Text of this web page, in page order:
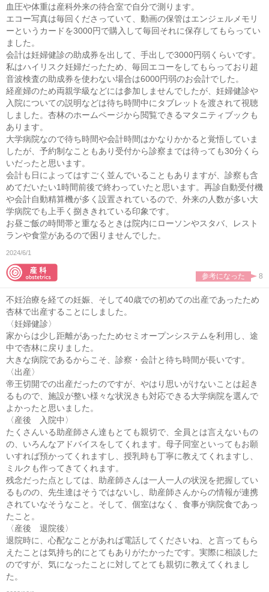
血圧や体重は産科外来の待合室で自分で測ります。
エコー写真は毎回くださっていて、動画の保管はエンジェルメモリ
ーというカードを3000円で購入して毎回それに保存してもらってい
ました。
会計は妊婦健診の助成券を出して、手出しで3000円弱くらいです。
私はハイリスク妊婦だったため、毎回エコーをしてもらっており超
音波検査の助成券を使わない場合は6000円弱のお会計でした。
経産婦のため両親学級などには参加しませんでしたが、妊婦健診や
入院についての説明などは待ち時間中にタブレットを渡されて視聴
しました。杏林のホームページから閲覧できるマタニティブックも
あります。
大学病院なので待ち時間や会計時間はかなりかかると覚悟していま
したが、予約制なこともあり受付から診察までは待っても30分くら
いだったと思います。
会計も日によってはすごく並んでいることもありますが、診察も含
めてだいたい1時間前後で終わっていたと思います。再診自動受付機
や会計自動精算機が多く設置されているので、外来の人数が多い大
学病院でも上手く捌ききれている印象です。
お昼ご飯の時間帯と重なるときは院内にローソンやスタバ、レスト
ランや食堂があるので困りませんでした。
2024/6/1
参考になった 8
不妊治療を経ての妊娠、そして40歳での初めての出産であったため
杏林で出産することにしました。
〈妊婦健診〉
家からは少し距離があったためセミオープンシステムを利用し、途
中で杏林に戻りました。
大きな病院であるからこそ、診察・会計と待ち時間が長いです。
〈出産〉
帝王切開での出産だったのですが、やはり思いがけないことは起き
るもので、施設が整い様々な状況きも対応できる大学病院を選んで
よかったと思いました。
〈産後 入院中〉
たくさんいる助産師さん達もとても親切で、全員とは言えないもの
の、いろんなアドバイスをしてくれます。母子同室といってもお願
いすれば預かってくれますし、授乳時も丁寧に教えてくれますし、
ミルクも作ってきてくれます。
残念だった点としては、助産師さんは一人一人の状況を把握してい
るものの、先生達はそうではないし、助産師さんからの情報が連携
されていなそうなこと。そして、個室はなく、食事が病院食であっ
たこと。
〈産後 退院後〉
退院時に、心配なことがあれば電話してくださいね、と言ってもら
えたことは気持ち的にとてもありがたかったです。実際に相談した
のですが、気になったことに対してとても親切に教えてくれまし
た。